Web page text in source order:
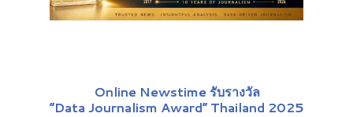
Online Newstime รับรางวัล
“Data Journalism Award” Thailand 2025